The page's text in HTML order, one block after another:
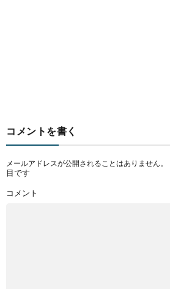
コメントを書く
メールアドレスが公開されることはありません。
目です
コメント